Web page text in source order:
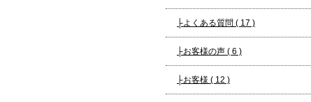
├よくある質問 ( 17 )
├お客様の声 ( 6 )
├お客様 ( 12 )